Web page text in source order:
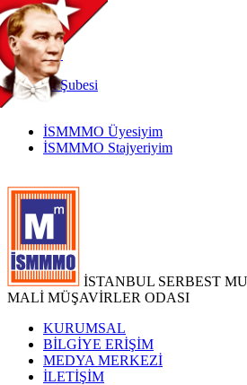
TR
|
EN
İnternetŞubesi
İSMMMO Üyesiyim
İSMMMO Stajyeriyim
İSTANBUL SERBEST
MALİ MÜŞAVİRLER ODASI
KURUMSAL
BİLGİYE ERİŞİM
MEDYA MERKEZİ
İLETİŞİM